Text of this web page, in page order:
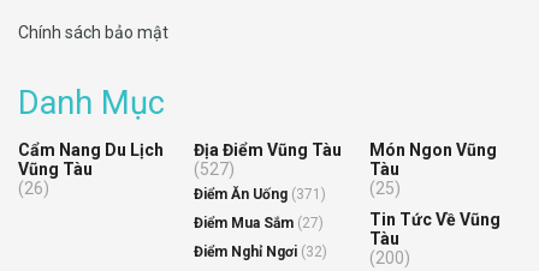
Chính sách bảo mật
Danh Mục
Cẩm Nang Du Lịch
Vũng Tàu
(26)
Địa Điểm Vũng Tàu
(527)
Điểm Ăn Uống (371)
Điểm Mua Sắm (27)
Điểm Nghỉ Ngơi (32)
Món Ngon Vũng
Tàu
(25)
Tin Tức Về Vũng
Tàu
(200)